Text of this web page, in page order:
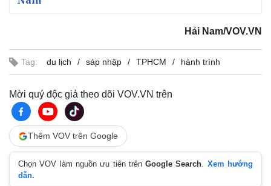
Tư vấn luật
Hải Nam/VOV.VN
Tag: du lịch sáp nhập TPHCM hành trình
Mời quý độc giả theo dõi VOV.VN trên
Thêm VOV trên Google
Chọn VOV làm nguồn ưu tiên trênGoogle Search. Xem hướng
dẫn.